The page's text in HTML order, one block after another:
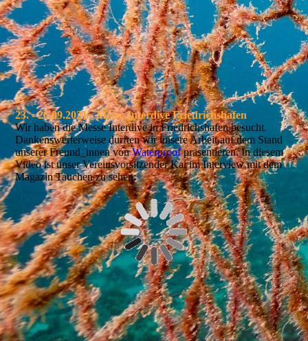
.
23. - 26.09.2021 - Messe Interdive Friedrichshafen
Wir haben die Messe Interdive in Friedrichshafen besucht.
Dankenswerterweise durften wir unsere Arbeit auf dem Stand
unserer Freund_innen vonWaterproofpräsentieren. In diesem
Video ist unser Vereinsvorsitzender Kai im Interview mit dem
Magazin Tauchen zu sehen: